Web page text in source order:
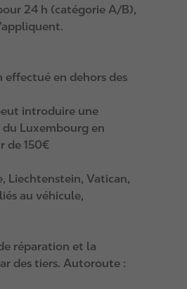
24 h (catégorie A/B),
effectué en dehors des
introduire une
Luxembourg en
de 150€
Liechtenstein, Vatican,
au véhicule,
réparation et la
des tiers. Autoroute :